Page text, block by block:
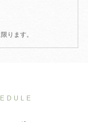
ります。